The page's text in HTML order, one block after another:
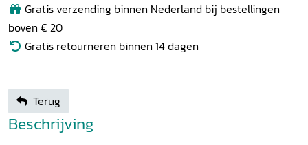
Gratis verzending binnen Nederland bij bestellingen
boven € 20
Gratis retourneren binnen 14 dagen
Terug
Beschrijving